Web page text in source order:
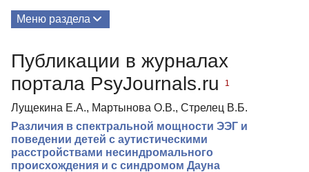
Меню раздела
Публикации в журналах
портала PsyJournals.ru
1
Лущекина Е.А., Мартынова О.В., Стрелец B.Б.
Различия в спектральной мощности ЭЭГ и
поведении детей с аутистическими
расстройствами несиндромального
происхождения и с синдромом Дауна